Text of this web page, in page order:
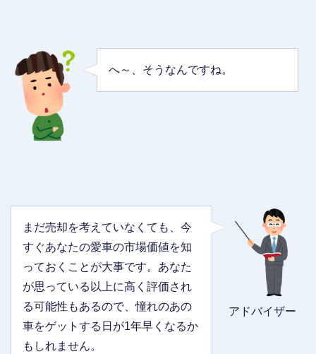
へ～、そうなんですね。
アドバイザー
まだ売却を考えていなくても、今
すぐあなたの愛車の市場価値を知
っておくことが大事です。あなた
が思っている以上に高く評価され
る可能性もあるので、憧れのあの
車をゲットする日が1年早くなるか
もしれません。